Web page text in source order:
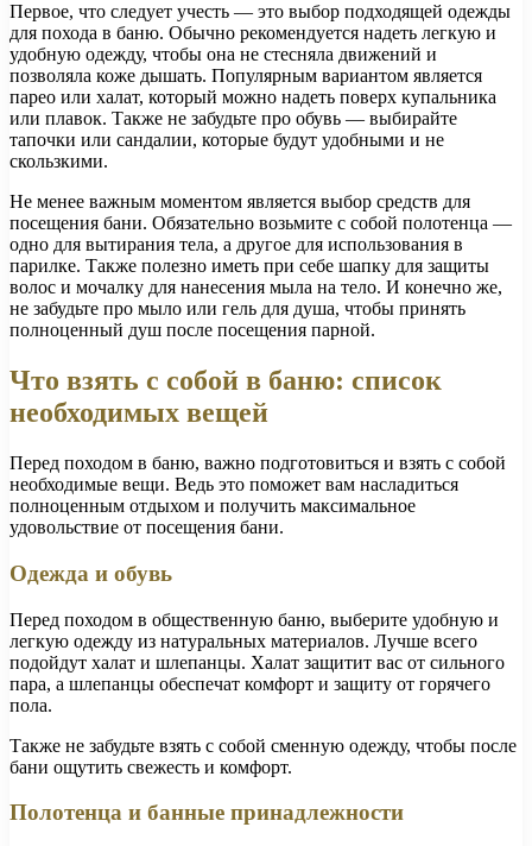
Первое, что следует учесть — это выбор подходящей одежды
для похода в баню. Обычно рекомендуется надеть легкую и
удобную одежду, чтобы она не стесняла движений и
позволяла коже дышать. Популярным вариантом является
парео или халат, который можно надеть поверх купальника
или плавок. Также не забудьте про обувь — выбирайте
тапочки или сандалии, которые будут удобными и не
скользкими.
Не менее важным моментом является выбор средств для
посещения бани. Обязательно возьмите с собой полотенца —
одно для вытирания тела, а другое для использования в
парилке. Также полезно иметь при себе шапку для защиты
волос и мочалку для нанесения мыла на тело. И конечно же,
не забудьте про мыло или гель для душа, чтобы принять
полноценный душ после посещения парной.
Что взять с собой в баню: список
необходимых вещей
Перед походом в баню, важно подготовиться и взять с собой
необходимые вещи. Ведь это поможет вам насладиться
полноценным отдыхом и получить максимальное
удовольствие от посещения бани.
Одежда и обувь
Перед походом в общественную баню, выберите удобную и
легкую одежду из натуральных материалов. Лучше всего
подойдут халат и шлепанцы. Халат защитит вас от сильного
пара, а шлепанцы обеспечат комфорт и защиту от горячего
пола.
Также не забудьте взять с собой сменную одежду, чтобы после
бани ощутить свежесть и комфорт.
Полотенца и банные принадлежности